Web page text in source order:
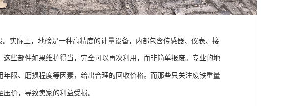
实际上，地磅是一种高精度的计量设备，内部包含传感器、仪表、接
些部件如果维护得当，完全可以再次利用，而非简单报废。专业的地
限、磨损程度等因素，给出合理的回收价格。而那些只关注废铁重量
价，导致卖家的利益受损。